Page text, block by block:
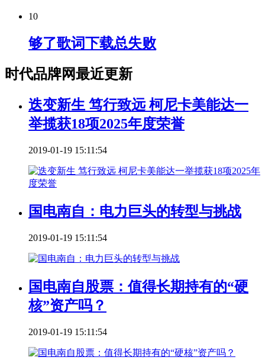
10
够了歌词下载总失败
时代品牌网最近更新
迭变新生 笃行致远 柯尼卡美能达一
举揽获18项2025年度荣誉
2019-01-19 15:11:54
国电南自：电力巨头的转型与挑战
2019-01-19 15:11:54
国电南自股票：值得长期持有的“硬
核”资产吗？
2019-01-19 15:11:54